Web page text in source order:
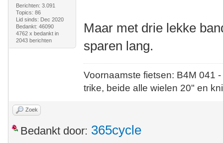
Berichten: 3.091
Topics: 86
Lid sinds: Dec 2020
Bedankt: 46090
4762 x bedankt in
2043 berichten
Maar met drie lekke
sparen lang.
Voornaamste fietsen: B4M
trike, beide alle wielen 20" en
Zoek
Bedankt door: 365cycle